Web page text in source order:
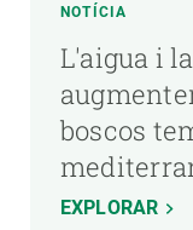
NOTÍCIA
L'aigua i
boscos
EXPLORAR